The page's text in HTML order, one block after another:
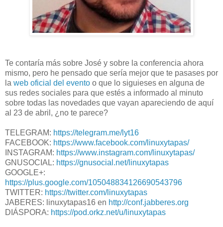
Te contaría más sobre José y sobre la conferencia ahora
mismo, pero he pensado que sería mejor que te pasases por
la web oficial del evento o que lo siguieses en alguna de
sus redes sociales para que estés a informado al minuto
sobre todas las novedades que vayan apareciendo de aquí
al 23 de abril, ¿no te parece?
TELEGRAM: https://telegram.me/lyt16
FACEBOOK: https://www.facebook.com/linuxytapas/
INSTAGRAM: https://www.instagram.com/linuxytapas/
GNUSOCIAL: https://gnusocial.net/linuxytapas
GOOGLE+:
https://plus.google.com/105048834126690543796
TWITTER: https://twitter.com/linuxytapas
JABERES: linuxytapas16 en http://conf.jabberes.org
DIÁSPORA: https://pod.orkz.net/u/linuxytapas